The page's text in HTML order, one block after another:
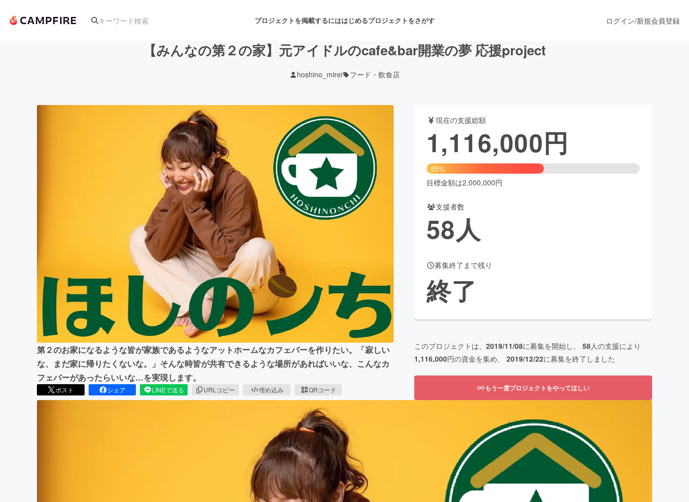
プロジェクトを掲載するにははじめるプロジェクトをさがす
舞台・パフォーマンス
テクノロジー・ガジェット ゲーム・サービス開発 ファッション
書籍・雑誌出版
チャレンジ ビューティー・ヘルスケア
まちづくり・地域活性化
CAMPFIRE for Social Good
CAMPFIREふるさと納税machi-yaコミュニティ
ログイン/新規会員登録
【みんなの第２の家】元アイドルのcafe&bar開業の夢 応援project
hoshino_mirei フード・飲食店
第２のお家になるような皆が家族であるようなアットホームなカフェバーを作りたい。「寂しい
な、まだ家に帰りたくないな。」そんな時皆が共有できるような場所があればいいな、こんなカ
フェバーがあったらいいな…を実現します。
ポスト シェア LINEで送る URLコピー 埋め込み QRコード
現在の支援総額
1,116,000円
55%
目標金額は2,000,000円
支援者数
58人
募集終了まで残り
終了
このプロジェクトは、 2019/11/08に募集を開始し、 58人の支援により
1,116,000円の資金を集め、 2019/12/22に募集を終了しました
もう一度プロジェクトをやってほしい